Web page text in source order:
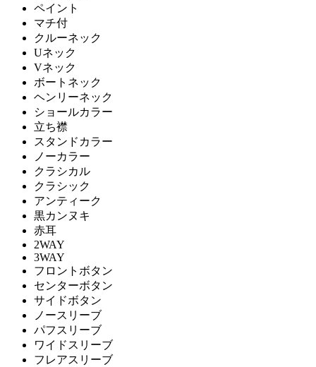
ペイント
マチ付
クルーネック
Uネック
Vネック
ボートネック
ヘンリーネック
ショールカラー
立ち襟
スタンドカラー
ノーカラー
クラシカル
クラシック
アンティーク
黒カンヌキ
赤耳
2WAY
3WAY
フロントボタン
センターボタン
サイドボタン
ノースリーブ
パフスリーブ
ワイドスリーブ
フレアスリーブ